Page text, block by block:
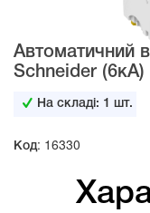
Автоматичний
Schneider (6кА)
На складі: 1 шт.
Код: 16330